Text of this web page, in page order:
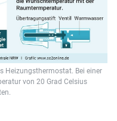
Heizungsthermostat. Bei einer
von 20 Grad Celsius